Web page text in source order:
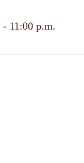
- 11:00 p.m.